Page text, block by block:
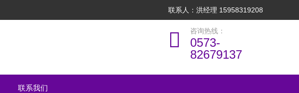
联系人：洪经理 15958319208
咨询热线：
0573-
82679137
联系我们